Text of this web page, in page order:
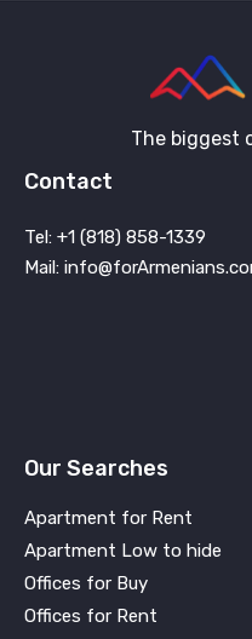
The biggest
Contact
Tel: +1 (818) 858-1339
Mail:
Our Searches
Apartment for Rent
Apartment Low to hide
Offices for Buy
Offices for Rent